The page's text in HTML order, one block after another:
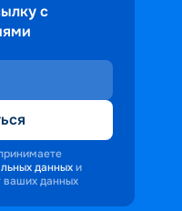
с
данных и
ваших данных